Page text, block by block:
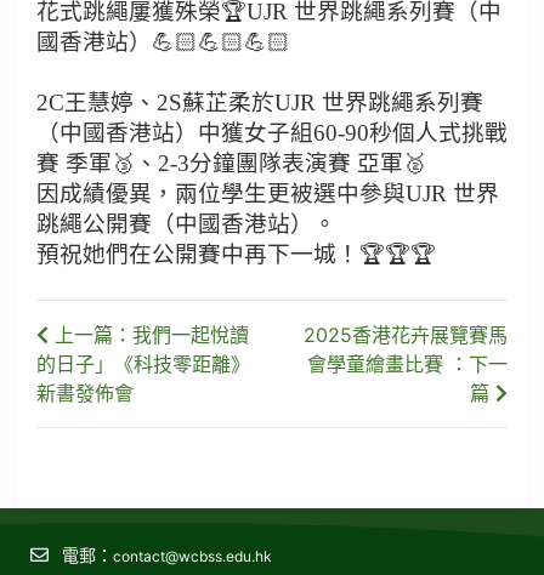
花式跳繩屢獲殊榮🏆UJR 世界跳繩系列賽（中
國香港站）💪🏻💪🏻💪🏻
2C王慧婷、2S蘇芷柔於UJR 世界跳繩系列賽
（中國香港站）中獲女子組60-90秒個人式挑戰
賽 季軍🥉、2-3分鐘團隊表演賽 亞軍🥈
因成績優異，兩位學生更被選中參與UJR 世界
跳繩公開賽（中國香港站）。
預祝她們在公開賽中再下一城！🏆🏆🏆
上一篇：我們一起悅讀
的日子」《科技零距離》
新書發佈會
2025香港花卉展覽賽馬
會學童繪畫比賽 ：下一
篇
電郵： contact@wcbss.edu.hk